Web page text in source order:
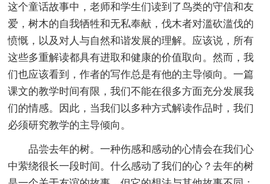
这个童话故事中，老师和学生们读到了鸟类的守信和友
爱，树木的自我牺牲和无私奉献，伐木者对滥砍滥伐的
愤慨，以及对人与自然和谐发展的理解。应该说，所有
这些多重解读都具有进取和健康的价值取向。然而，我
们也应该看到，作者的写作总是有他的主导倾向。一篇
课文的教学时间有限，我们不能在很多方面充分发展我
们的情感。因此，当我们以多种方式解读作品时，我们
必须研究教学的主导倾向。
品尝去年的树。一种伤感和感动的心情会在我们心
中萦绕很长一段时间。什么感动了我们的心？去年的树